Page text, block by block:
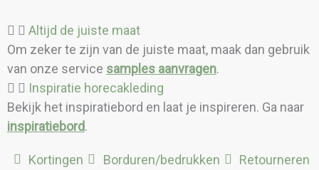
Altijd de juiste maat
Om zeker te zijn van de juiste maat, maak dan gebruik
van onze service samples aanvragen.
Inspiratie horecakleding
Bekijk het inspiratiebord en laat je inspireren. Ga naar
inspiratiebord.
Kortingen Borduren/bedrukken
Retourneren